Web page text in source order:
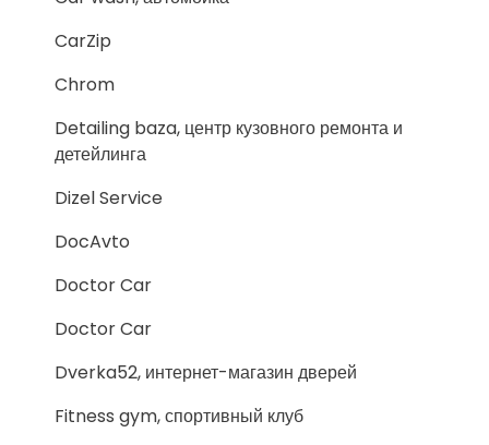
CarZip
Chrom
Detailing baza, центр кузовного ремонта и
детейлинга
Dizel Service
DocAvto
Doctor Car
Doctor Car
Dverka52, интернет-магазин дверей
Fitness gym, спортивный клуб